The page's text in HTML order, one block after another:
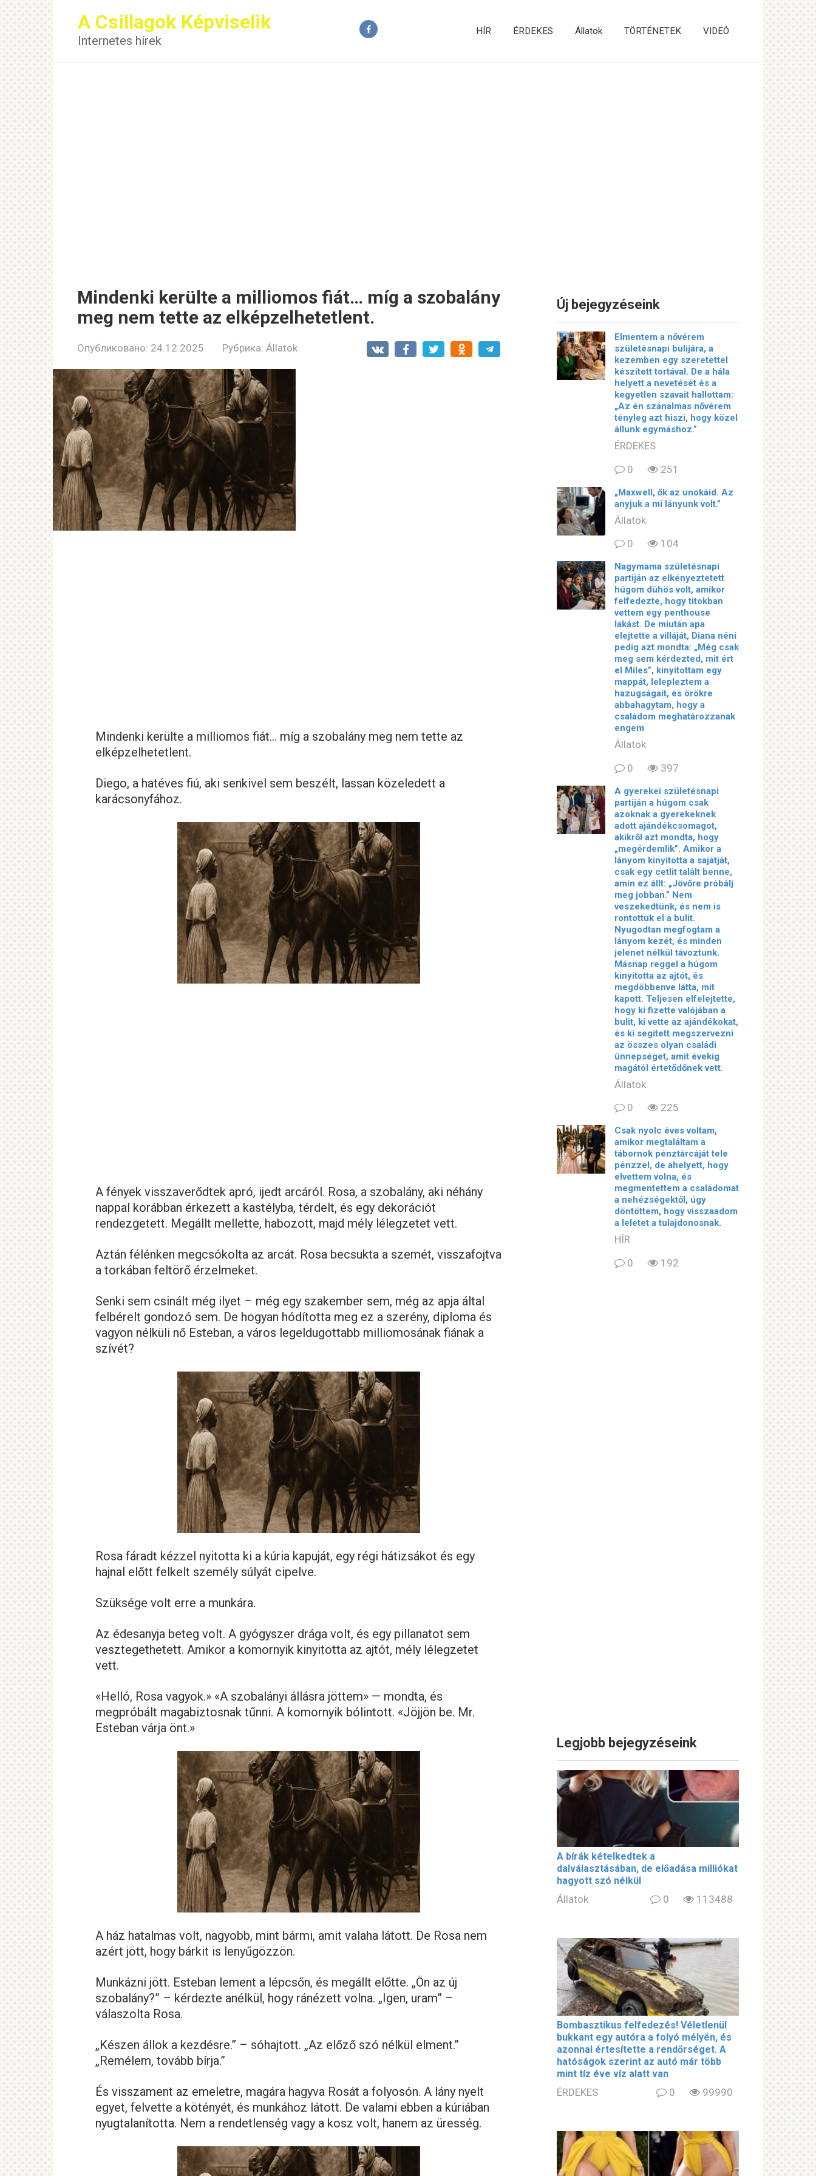
A Csillagok Képviselik
Internetes hírek
HÍR ÉRDEKES Állatok TÖRTÉNETEK VIDEÓ
Mindenki kerülte a milliomos fiát… míg a szobalány
meg nem tette az elképzelhetetlent.
Опубликовано: 24.12.2025 Рубрика: Állatok
Mindenki kerülte a milliomos fiát… míg a szobalány meg nem tette az
elképzelhetetlent.
Diego, a hatéves fiú, aki senkivel sem beszélt, lassan közeledett a
karácsonyfához.
A fények visszaverődtek apró, ijedt arcáról. Rosa, a szobalány, aki néhány
nappal korábban érkezett a kastélyba, térdelt, és egy dekorációt
rendezgetett. Megállt mellette, habozott, majd mély lélegzetet vett.
Aztán félénken megcsókolta az arcát. Rosa becsukta a szemét, visszafojtva
a torkában feltörő érzelmeket.
Senki sem csinált még ilyet – még egy szakember sem, még az apja által
felbérelt gondozó sem. De hogyan hódította meg ez a szerény, diploma és
vagyon nélküli nő Esteban, a város legeldugottabb milliomosának fiának a
szívét?
Rosa fáradt kézzel nyitotta ki a kúria kapuját, egy régi hátizsákot és egy
hajnal előtt felkelt személy súlyát cipelve.
Szüksége volt erre a munkára.
Az édesanyja beteg volt. A gyógyszer drága volt, és egy pillanatot sem
vesztegethetett. Amikor a komornyik kinyitotta az ajtót, mély lélegzetet
vett.
«Helló, Rosa vagyok.» «A szobalányi állásra jöttem» — mondta, és
megpróbált magabiztosnak tűnni. A komornyik bólintott. «Jöjjön be. Mr.
Esteban várja önt.»
A ház hatalmas volt, nagyobb, mint bármi, amit valaha látott. De Rosa nem
azért jött, hogy bárkit is lenyűgözzön.
Munkázni jött. Esteban lement a lépcsőn, és megállt előtte. „Ön az új
szobalány?” – kérdezte anélkül, hogy ránézett volna. „Igen, uram” –
válaszolta Rosa.
„Készen állok a kezdésre.” – sóhajtott. „Az előző szó nélkül elment.”
„Remélem, tovább bírja.”
És visszament az emeletre, magára hagyva Rosát a folyosón. A lány nyelt
egyet, felvette a kötényét, és munkához látott. De valami ebben a kúriában
nyugtalanította. Nem a rendetlenség vagy a kosz volt, hanem az üresség.
Új bejegyzéseink
Elmentem a nővérem
születésnapi bulijára, a
kezemben egy szeretettel
készített tortával. De a hála
helyett a nevetését és a
kegyetlen szavait hallottam:
„Az én szánalmas nővérem
tényleg azt hiszi, hogy közel
állunk egymáshoz.”
ÉRDEKES
0
251
„Maxwell, ők az unokáid. Az
anyjuk a mi lányunk volt.”
Állatok
0
104
Nagymama születésnapi
partiján az elkényeztetett
húgom dühös volt, amikor
felfedezte, hogy titokban
vettem egy penthouse
lakást. De miután apa
elejtette a villáját, Diana néni
pedig azt mondta: „Még csak
meg sem kérdezted, mit ért
el Miles”, kinyitottam egy
mappát, lelepleztem a
hazugságait, és örökre
abbahagytam, hogy a
családom meghatározzanak
engem
Állatok
0
397
A gyerekei születésnapi
partiján a húgom csak
azoknak a gyerekeknek
adott ajándékcsomagot,
akikről azt mondta, hogy
„megérdemlik”. Amikor a
lányom kinyitotta a sajátját,
csak egy cetlit talált benne,
amin ez állt: „Jövőre próbálj
meg jobban.” Nem
veszekedtünk, és nem is
rontottuk el a bulit.
Nyugodtan megfogtam a
lányom kezét, és minden
jelenet nélkül távoztunk.
Másnap reggel a húgom
kinyitotta az ajtót, és
megdöbbenve látta, mit
kapott. Teljesen elfelejtette,
hogy ki fizette valójában a
bulit, ki vette az ajándékokat,
és ki segített megszervezni
az összes olyan családi
ünnepséget, amit évekig
magától értetődőnek vett.
Állatok
0
225
Csak nyolc éves voltam,
amikor megtaláltam a
tábornok pénztárcáját tele
pénzzel, de ahelyett, hogy
elvettem volna, és
megmentettem a családomat
a nehézségektől, úgy
döntöttem, hogy visszaadom
a leletet a tulajdonosnak.
HÍR
0
192
Legjobb bejegyzéseink
A bírák kételkedtek a
dalválasztásában, de előadása milliókat
hagyott szó nélkül
Állatok 0 113488
Bombasztikus felfedezés! Véletlenül
bukkant egy autóra a folyó mélyén, és
azonnal értesítette a rendőrséget. A
hatóságok szerint az autó már több
mint tíz éve víz alatt van
ÉRDEKES 0 99990